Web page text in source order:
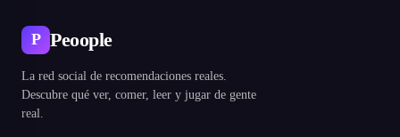
P Peoople
La red social de recomendaciones reales.
Descubre qué ver, comer, leer y jugar de gente
real.